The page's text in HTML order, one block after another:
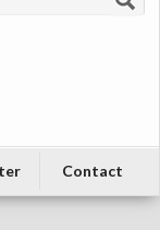
Contact